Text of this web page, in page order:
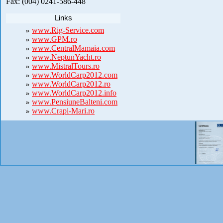
Links
www.Rig-Service.com
www.GPM.ro
www.CentralMamaia.com
www.NeptunYacht.ro
www.MistralTours.ro
www.WorldCarp2012.com
www.WorldCarp2012.ro
www.WorldCarp2012.info
www.PensiuneBalteni.com
www.Crapi-Mari.ro